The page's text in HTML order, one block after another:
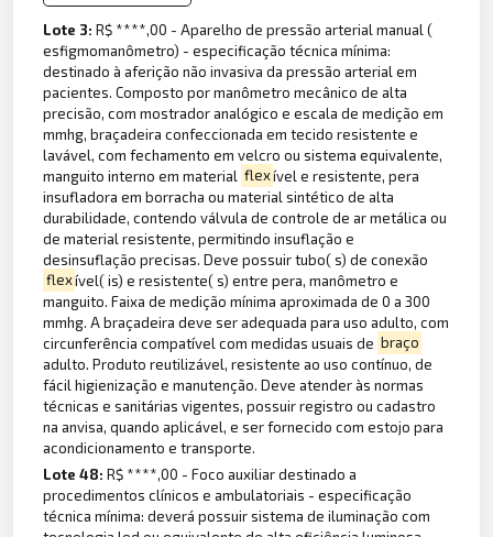
Lote 3:R$ ****,00 - Aparelho de pressão arterial manual (
esfigmomanômetro) - especificação técnica mínima:
destinado à aferição não invasiva da pressão arterial em
pacientes. Composto por manômetro mecânico de alta
precisão, com mostrador analógico e escala de medição em
mmhg, braçadeira confeccionada em tecido resistente e
lavável, com fechamento em velcro ou sistema equivalente,
manguito interno em material flexível e resistente, pera
insufladora em borracha ou material sintético de alta
durabilidade, contendo válvula de controle de ar metálica ou
de material resistente, permitindo insuflação e
desinsuflação precisas. Deve possuir tubo( s) de conexão
flexível( is) e resistente( s) entre pera, manômetro e
manguito. Faixa de medição mínima aproximada de 0 a 300
mmhg. A braçadeira deve ser adequada para uso adulto, com
circunferência compatível com medidas usuais de braço
adulto. Produto reutilizável, resistente ao uso contínuo, de
fácil higienização e manutenção. Deve atender às normas
técnicas e sanitárias vigentes, possuir registro ou cadastro
na anvisa, quando aplicável, e ser fornecido com estojo para
acondicionamento e transporte.
Lote 48:R$ ****,00 - Foco auxiliar destinado a
procedimentos clínicos e ambulatoriais - especificação
técnica mínima: deverá possuir sistema de iluminação com